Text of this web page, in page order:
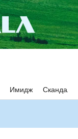
Имидж Скандалы